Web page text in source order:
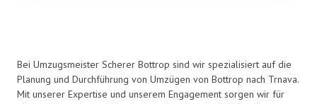
Bei Umzugsmeister Scherer Bottrop sind wir spezialisiert auf die
Planung und Durchführung von Umzügen von Bottrop nach Trnava.
Mit unserer Expertise und unserem Engagement sorgen wir für